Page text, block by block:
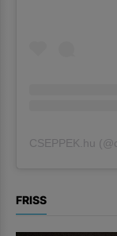
CSEPPEK.hu (@
FRISS